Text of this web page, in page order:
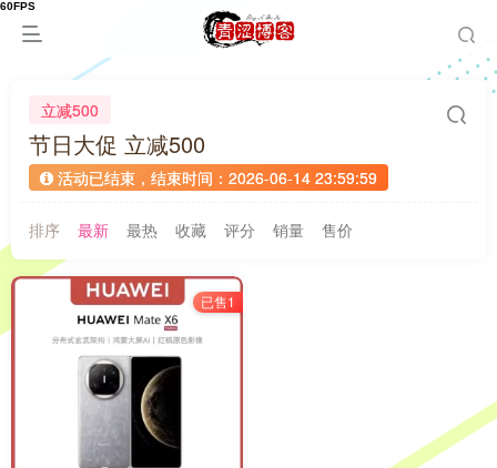
立减500
节日大促 立减500
活动已结束，结束时间：2026-06-14 23:59:59
排序 最新 最热 收藏 评分 销量 售价
已售1